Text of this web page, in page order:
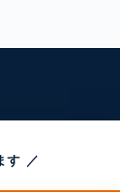
す ／